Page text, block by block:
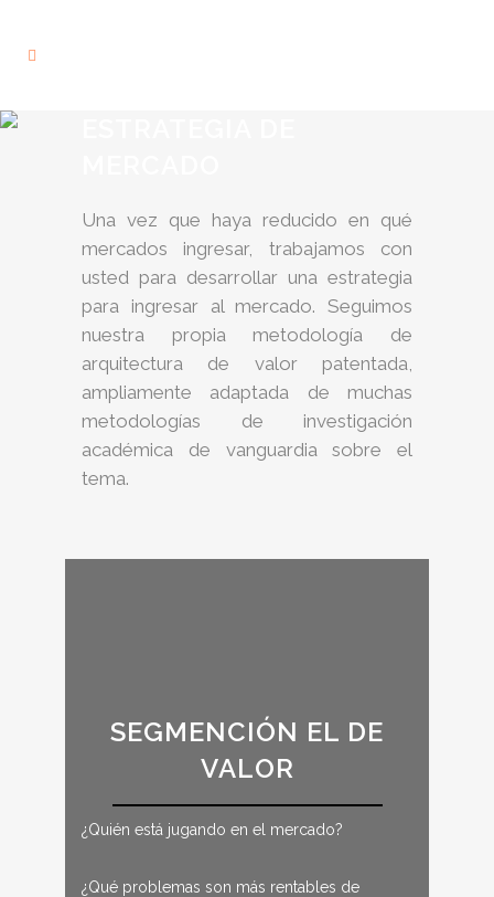
Una vez que haya reducido en qué
mercados ingresar, trabajamos con
usted para desarrollar una estrategia
para ingresar al mercado. Seguimos
nuestra propia metodología de
arquitectura de valor patentada,
ampliamente adaptada de muchas
metodologías de investigación
académica de vanguardia sobre el
tema.
SEGMENCIÓN EL DE
VALOR
¿Quién está jugando en el mercado?
¿Qué problemas son más rentables de